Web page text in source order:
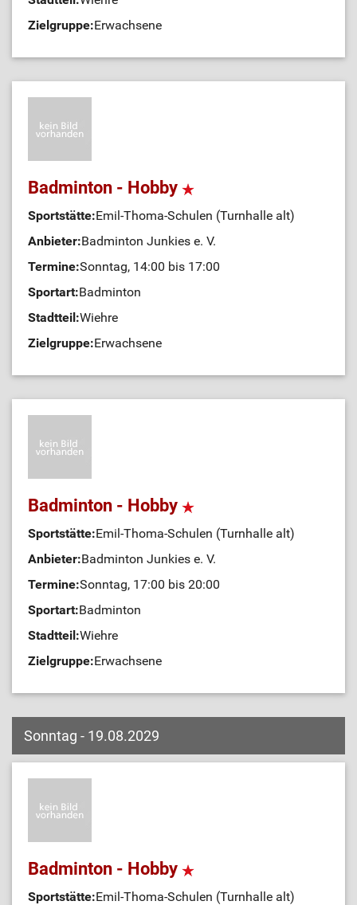
Zielgruppe:Erwachsene
Badminton - Hobby
Sportstätte:Emil-Thoma-Schulen (Turnhalle alt)
Anbieter:Badminton Junkies e. V.
Termine:Sonntag, 14:00 bis 17:00
Sportart:Badminton
Stadtteil:Wiehre
Zielgruppe:Erwachsene
Badminton - Hobby
Sportstätte:Emil-Thoma-Schulen (Turnhalle alt)
Anbieter:Badminton Junkies e. V.
Termine:Sonntag, 17:00 bis 20:00
Sportart:Badminton
Stadtteil:Wiehre
Zielgruppe:Erwachsene
Sonntag - 19.08.2029
Badminton - Hobby
Sportstätte:Emil-Thoma-Schulen (Turnhalle alt)